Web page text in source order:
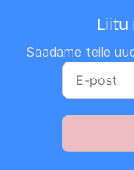
Liitu
Saadame teile